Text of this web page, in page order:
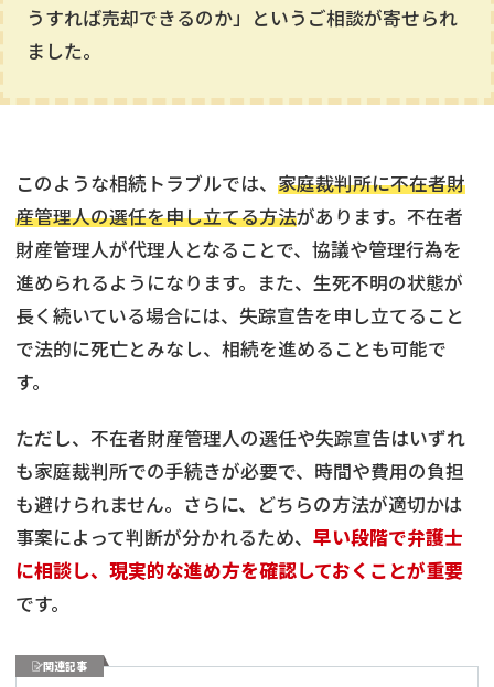
うすれば売却できるのか」というご相談が寄せられ
ました。
このような相続トラブルでは、 家庭裁判所に不在者財
産管理人の選任を申し立てる方法があります。不在者
財産管理人が代理人となることで、協議や管理行為を
進められるようになります。また、生死不明の状態が
長く続いている場合には、失踪宣告を申し立てること
で法的に死亡とみなし、相続を進めることも可能で
す。
ただし、不在者財産管理人の選任や失踪宣告はいずれ
も家庭裁判所での手続きが必要で、時間や費用の負担
も避けられません。さらに、どちらの方法が適切かは
事案によって判断が分かれるため、 早い段階で弁護士
に相談し、現実的な進め方を確認しておくことが重要
です。
関連記事